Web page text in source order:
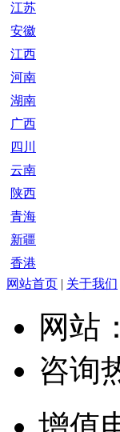
江苏
安徽
江西
河南
湖南
广西
四川
云南
陕西
青海
新疆
香港
网站首页
关于我们
网站
咨询